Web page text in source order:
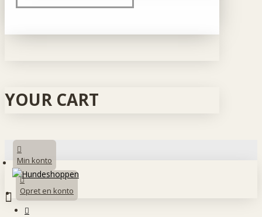
YOUR CART
Min konto
Opret en konto